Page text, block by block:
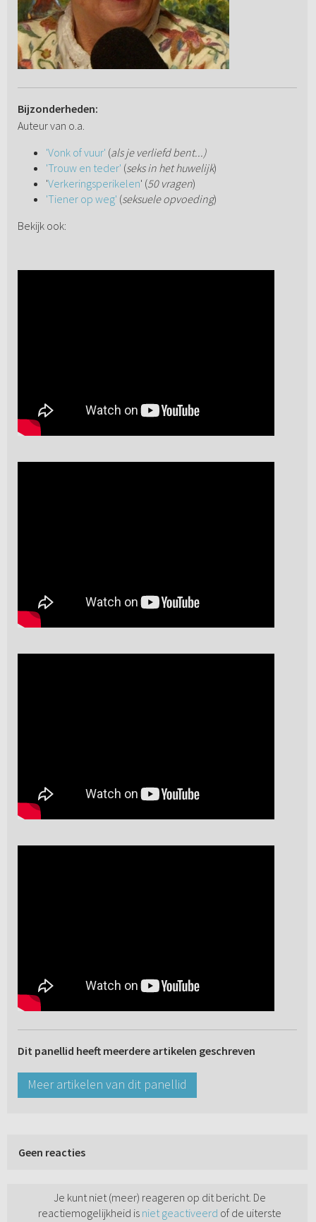
Bijzonderheden:
Auteur van o.a.
'Vonk of vuur' (als je verliefd bent...)
'Trouw en teder' (seks in het huwelijk)
'Verkeringsperikelen' (50 vragen)
'Tiener op weg' (seksuele opvoeding)
Bekijk ook:
Dit panellid heeft meerdere artikelen geschreven
Meer artikelen van dit panellid
Geen reacties
Je kunt niet (meer) reageren op dit bericht. De
reactiemogelijkheid is niet geactiveerd of de uiterste